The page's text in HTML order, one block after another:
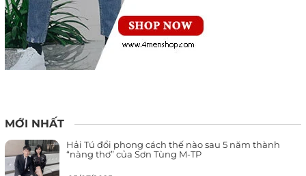
MỚI NHẤT
Hải Tú đổi phong cách thế nào sau 5 năm thành
“nàng thơ” của Sơn Tùng M-TP